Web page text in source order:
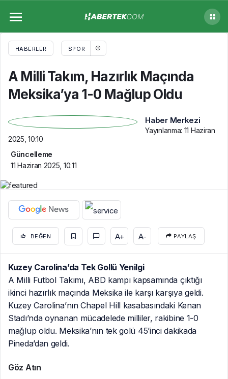
HABERLER SPOR
A Milli Takım, Hazırlık Maçında
Meksika’ya 1-0 Mağlup Oldu
Haber Merkezi
Yayınlanma: 11 Haziran
2025, 10:10
Güncelleme
11 Haziran 2025, 10:11
BEĞEN A+ A- PAYLAŞ
Kuzey Carolina’da Tek Gollü Yenilgi
A Milli Futbol Takımı, ABD kampı kapsamında çıktığı
ikinci hazırlık maçında Meksika ile karşı karşıya geldi.
Kuzey Carolina’nın Chapel Hill kasabasındaki Kenan
Stadı’nda oynanan mücadelede milliler, rakibine 1-0
mağlup oldu. Meksika’nın tek golü 45’inci dakikada
Pineda’dan geldi.
Göz Atın
A Milli Takım, Hazırlık Maçında Meksika’ya
1-0 Mağlup Oldu